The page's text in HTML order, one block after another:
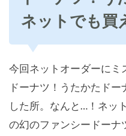
ネットでも買
今回ネットオーダーにミ
ドーナツ！うたかたド
した所。なんと…！ネッ
の幻のファンシードーナ